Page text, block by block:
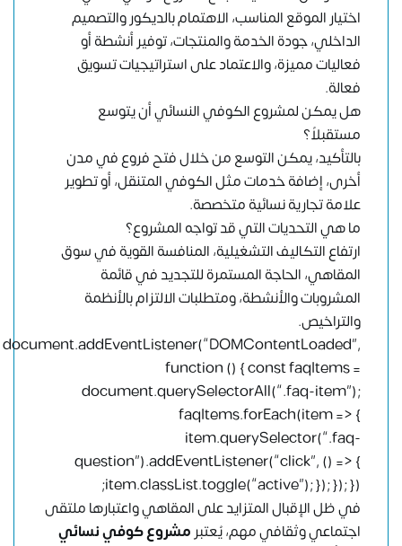
اختيار الموقع المناسب، الاهتمام بالديكور والتصميم
الداخلي، جودة الخدمة والمنتجات، توفير أنشطة أو
فعاليات مميزة، والاعتماد على استراتيجيات تسويق
فعالة.
هل يمكن لمشروع الكوفي النسائي أن يتوسع
مستقبلاً؟
بالتأكيد، يمكن التوسع من خلال فتح فروع في مدن
أخرى، إضافة خدمات مثل الكوفي المتنقل، أو تطوير
علامة تجارية نسائية متخصصة.
ما هي التحديات التي قد تواجه المشروع؟
ارتفاع التكاليف التشغيلية، المنافسة القوية في سوق
المقاهي، الحاجة المستمرة للتجديد في قائمة
المشروبات والأنشطة، ومتطلبات الالتزام بالأنظمة
والتراخيص.
document.addEventListener(“DOMContentLoaded”,
function () { const faqItems =
document.querySelectorAll(“.faq-item”);
faqItems.forEach(item => {
item.querySelector(“.faq-
question”).addEventListener(“click”, () => {
item.classList.toggle(“active”); }); }); });
في ظل الإقبال المتزايد على المقاهي واعتبارها ملتقى
اجتماعي وثقافي مهم، يُعتبر مشروع كوفي نسائي